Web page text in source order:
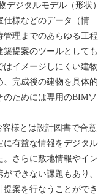
デジタルモデル（形状）
仕様などのデータ（情
理までのあらゆる工程
提案のツールとしても
イメージしにくい建物
完成後の建物を具体的
のためには専用のBIMソ
様とは設計図書で合意
に有益な情報をデジタル
さらに敷地情報やイン
できない課題もあり、
案を行なうことができ